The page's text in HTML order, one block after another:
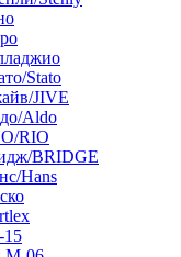
Stato
JIVE
Aldo
RIO
BRIDGE
Hans